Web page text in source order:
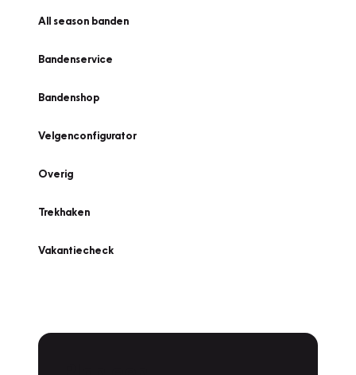
All season banden
Bandenservice
Bandenshop
Velgenconfigurator
Overig
Trekhaken
Vakantiecheck